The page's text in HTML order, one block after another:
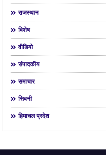
राजस्थान
विशेष
वीडियो
संपादकीय
समाचार
सिवनी
हिमाचल प्रदेश